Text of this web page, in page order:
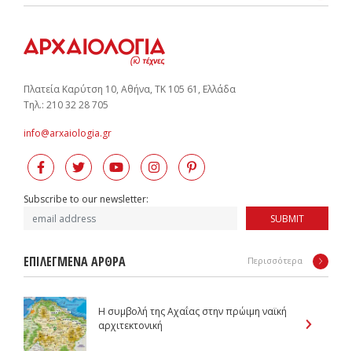
Πλατεία Καρύτση 10, Αθήνα, ΤΚ 105 61, Ελλάδα
Tηλ.: 210 32 28 705
info@arxaiologia.gr
Subscribe to our newsletter:
SUBMIT
ΕΠΙΛΕΓΜΕΝΑ ΑΡΘΡΑ Περισσότερα
Η συμβολή της Αχαΐας στην πρώιμη ναϊκή
αρχιτεκτονική